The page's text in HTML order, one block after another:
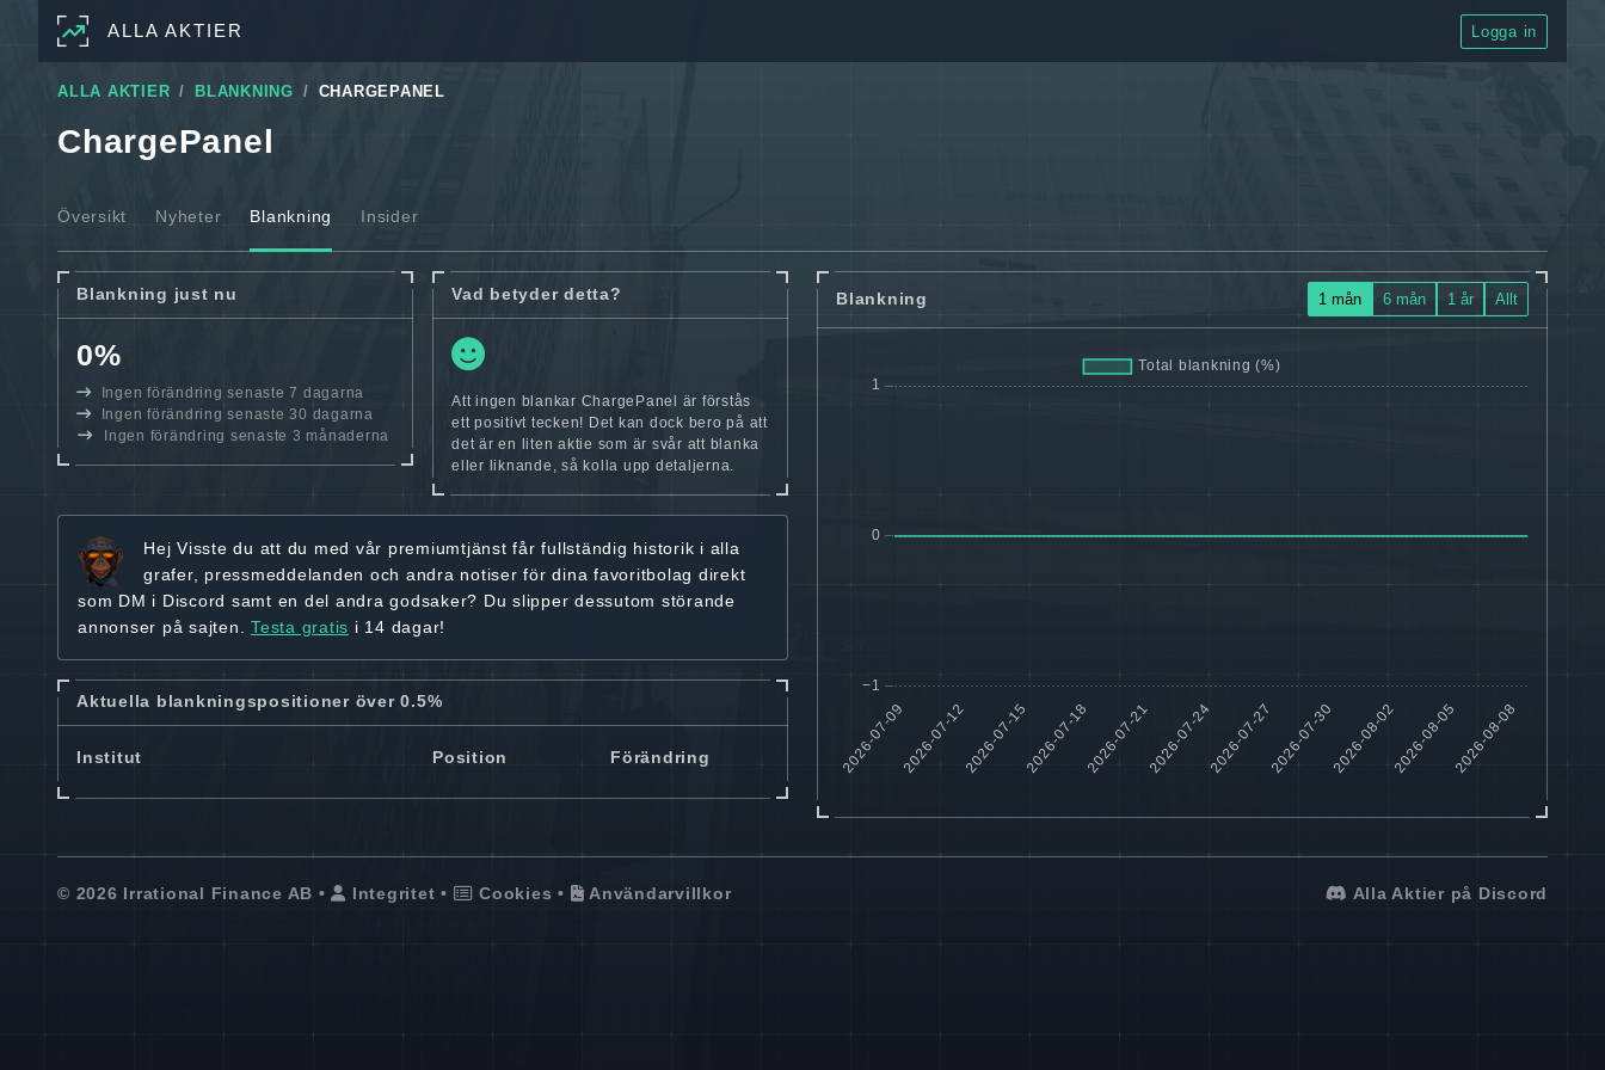
ALLA AKTIER Logga in
ALLA AKTIER BLANKNING CHARGEPANEL
ChargePanel
Översikt Nyheter Blankning Insider
Blankning just nu
0%
Ingen förändring senaste 7 dagarna
Ingen förändring senaste 30 dagarna
Ingen förändring senaste 3 månaderna
Vad betyder detta?
Att ingen blankar ChargePanel är förstås
ett positivt tecken! Det kan dock bero på att
det är en liten aktie som är svår att blanka
eller liknande, så kolla upp detaljerna.
Hej Visste du att du med vår premiumtjänst fårfullständig historik i alla
grafer, pressmeddelanden och andra notiser för dina favoritbolag direkt
som DM i Discord samt en del andra godsaker? Du slipper dessutom störande
annonser på sajten. Testa gratis i 14 dagar!
Aktuella blankningspositioner över 0.5%
Institut Position Förändring
Blankning 1 mån 6 mån 1 år Allt
© 2026 Irrational Finance AB • Integritet • Cookies • Användarvillkor Alla Aktier på Discord